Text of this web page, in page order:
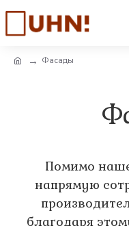
Фасады
Помимо
напрямую
благодаря